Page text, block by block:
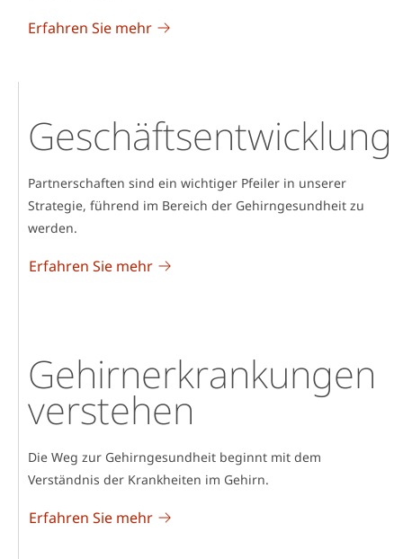
Erfahren Sie mehr
Geschäftsentwicklung
Partnerschaften sind ein wichtiger Pfeiler in unserer
Strategie, führend im Bereich der Gehirngesundheit zu
werden.
Erfahren Sie mehr
Gehirnerkrankungen
verstehen
Die Weg zur Gehirngesundheit beginnt mit dem
Verständnis der Krankheiten im Gehirn.
Erfahren Sie mehr